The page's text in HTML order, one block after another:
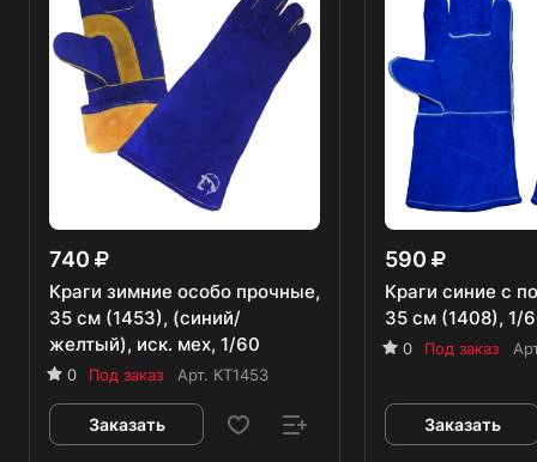
740
Краги зимние особо прочные,
35 см (1453), (синий/
желтый), иск. мех, 1/60
0 Под заказ Арт. КТ1453
Заказать
590
Краги синие с
35 см (1408), 1/
0 Под заказ
Заказать